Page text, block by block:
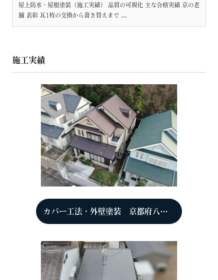
屋上防水・屋根塗装（施工実績） 品質の可視化 主な合格実績 京の老
舗 表彰 瓦1枚の交換から葺き替えまで ...
施工実績
カバー工法・外壁塗装 京都府八幡市 T様